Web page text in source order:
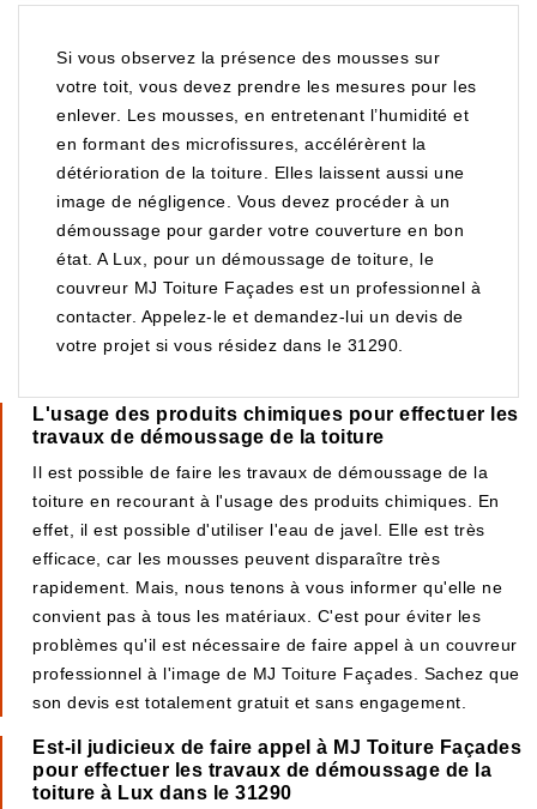
Si vous observez la présence des mousses sur
votre toit, vous devez prendre les mesures pour les
enlever. Les mousses, en entretenant l’humidité et
en formant des microfissures, accélérèrent la
détérioration de la toiture. Elles laissent aussi une
image de négligence. Vous devez procéder à un
démoussage pour garder votre couverture en bon
état. A Lux, pour un démoussage de toiture, le
couvreur MJ Toiture Façades est un professionnel à
contacter. Appelez-le et demandez-lui un devis de
votre projet si vous résidez dans le 31290.
L'usage des produits chimiques pour effectuer les
travaux de démoussage de la toiture
Il est possible de faire les travaux de démoussage de la
toiture en recourant à l'usage des produits chimiques. En
effet, il est possible d'utiliser l'eau de javel. Elle est très
efficace, car les mousses peuvent disparaître très
rapidement. Mais, nous tenons à vous informer qu'elle ne
convient pas à tous les matériaux. C'est pour éviter les
problèmes qu'il est nécessaire de faire appel à un couvreur
professionnel à l'image de MJ Toiture Façades. Sachez que
son devis est totalement gratuit et sans engagement.
Est-il judicieux de faire appel à MJ Toiture Façades
pour effectuer les travaux de démoussage de la
toiture à Lux dans le 31290